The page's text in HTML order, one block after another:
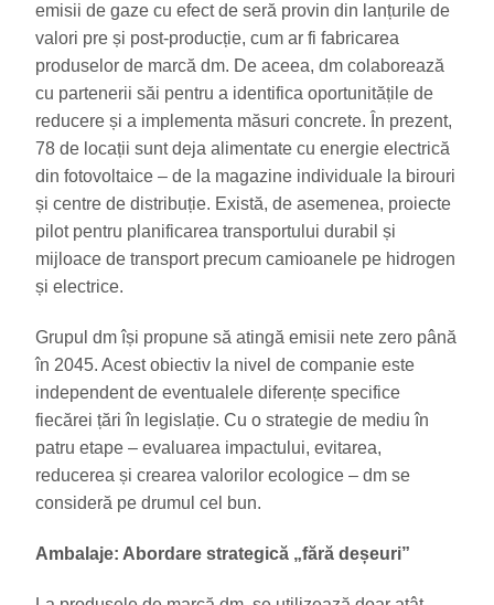
emisii de gaze cu efect de seră provin din lanțurile de
valori pre și post-producție, cum ar fi fabricarea
produselor de marcă dm. De aceea, dm colaborează
cu partenerii săi pentru a identifica oportunitățile de
reducere și a implementa măsuri concrete. În prezent,
78 de locații sunt deja alimentate cu energie electrică
din fotovoltaice – de la magazine individuale la birouri
și centre de distribuție. Există, de asemenea, proiecte
pilot pentru planificarea transportului durabil și
mijloace de transport precum camioanele pe hidrogen
și electrice.
Grupul dm își propune să atingă emisii nete zero până
în 2045. Acest obiectiv la nivel de companie este
independent de eventualele diferențe specifice
fiecărei țări în legislație. Cu o strategie de mediu în
patru etape – evaluarea impactului, evitarea,
reducerea și crearea valorilor ecologice – dm se
consideră pe drumul cel bun.
Ambalaje: Abordare strategică „fără deșeuri”